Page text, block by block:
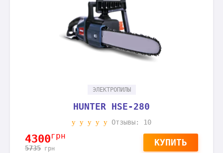
ЭЛЕКТРОПИЛЫ
HUNTER HSE-280
Отзывы: 10
4300грн
5735 грн
КУПИТЬ